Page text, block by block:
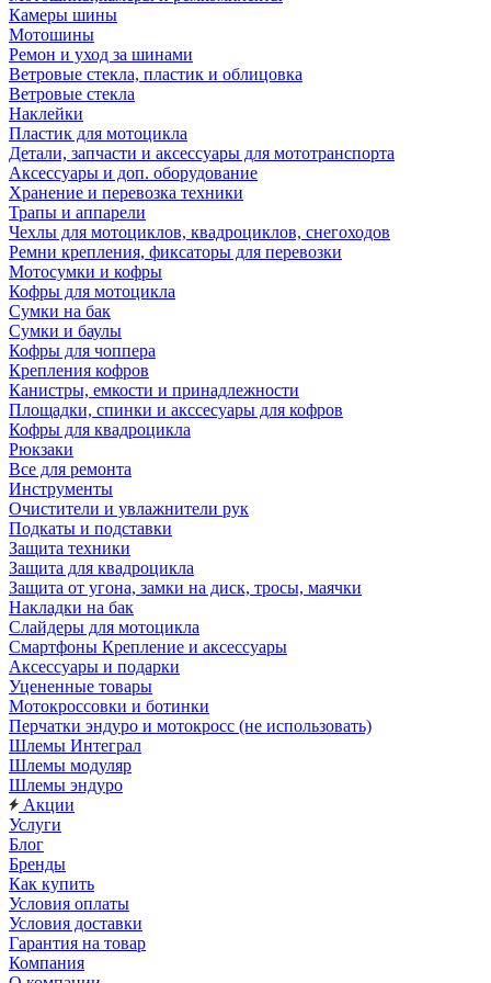
Камеры шины
Мотошины
Ремон и уход за шинами
Ветровые стекла, пластик и облицовка
Ветровые стекла
Наклейки
Пластик для мотоцикла
Детали, запчасти и аксессуары для мототранспорта
Аксессуары и доп. оборудование
Хранение и перевозка техники
Трапы и аппарели
Чехлы для мотоциклов, квадроциклов, снегоходов
Ремни крепления, фиксаторы для перевозки
Мотосумки и кофры
Кофры для мотоцикла
Сумки на бак
Сумки и баулы
Кофры для чоппера
Крепления кофров
Канистры, емкости и принадлежности
Площадки, спинки и акссесуары для кофров
Кофры для квадроцикла
Рюкзаки
Все для ремонта
Инструменты
Очистители и увлажнители рук
Подкаты и подставки
Защита техники
Защита для квадроцикла
Защита от угона, замки на диск, тросы, маячки
Накладки на бак
Слайдеры для мотоцикла
Смартфоны Крепление и аксессуары
Аксессуары и подарки
Уцененные товары
Мотокроссовки и ботинки
Перчатки эндуро и мотокросс (не использовать)
Шлемы Интеграл
Шлемы модуляр
Шлемы эндуро
Акции
Услуги
Блог
Бренды
Как купить
Условия оплаты
Условия доставки
Гарантия на товар
Компания